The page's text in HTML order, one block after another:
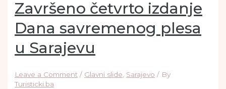
Završeno četvrto izdanje
Dana savremenog plesa
u Sarajevu
Leave a Comment / Glavni slide, Sarajevo / By
Turisticki.ba